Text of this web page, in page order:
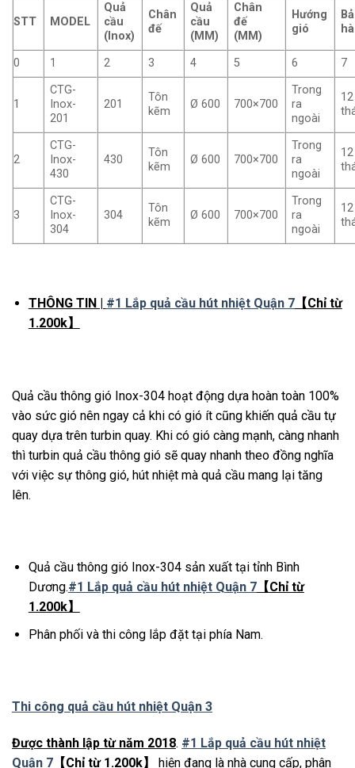
STT MODEL
Quả
cầu
(Inox)
Chân
đế
Quả
cầu
(MM)
Chân
đế
(MM)
Hướng
gió
0 1 2 3 4 5 6 7
1
CTG-
Inox-
201
201
Tôn
kẽm
Ø 600 700×700
Trong
ra
ngoài
12
2
CTG-
Inox-
430
430
Tôn
kẽm
Ø 600 700×700
Trong
ra
ngoài
12
3
CTG-
Inox-
304
304
Tôn
kẽm
Ø 600 700×700
Trong
ra
ngoài
12
THÔNG TIN | #1 Lắp quả cầu hút nhiệt Quận 7【Chỉ từ
1.200k】
Quả cầu thông gió Inox-304 hoạt động dựa hoàn toàn 100%
vào sức gió nên ngay cả khi có gió ít cũng khiến quả cầu tự
quay dựa trên turbin quay. Khi có gió càng mạnh, càng nhanh
thì turbin quả cầu thông gió sẽ quay nhanh theo đồng nghĩa
với việc sự thông gió, hút nhiệt mà quả cầu mang lại tăng
lên.
Quả cầu thông gió Inox-304 sản xuất tại tỉnh Bình
Dương.#1 Lắp quả cầu hút nhiệt Quận 7【Chỉ từ
1.200k】
Phân phối và thi công lắp đặt tại phía Nam.
Thi công quả cầu hút nhiệt Quận 3
Được thành lập từ năm 2018. #1 Lắp quả cầu hút nhiệt
Quận 7 【Chỉ từ 1.200k】 hiện đang là nhà cung cấp, phân